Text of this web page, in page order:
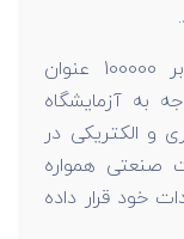
این کابل بالغ بر 100000 عنوان
به آزمایشگاه
و الکتریکی در
صنعتی همواره
خود قرار داده